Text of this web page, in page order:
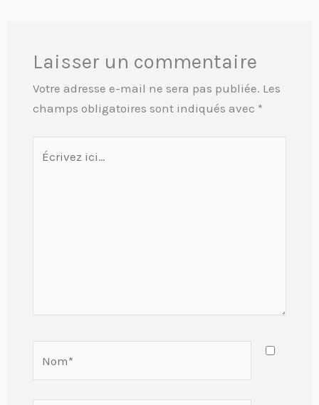
Laisser un commentaire
Votre adresse e-mail ne sera pas publiée. Les
champs obligatoires sont indiqués avec *
ici…